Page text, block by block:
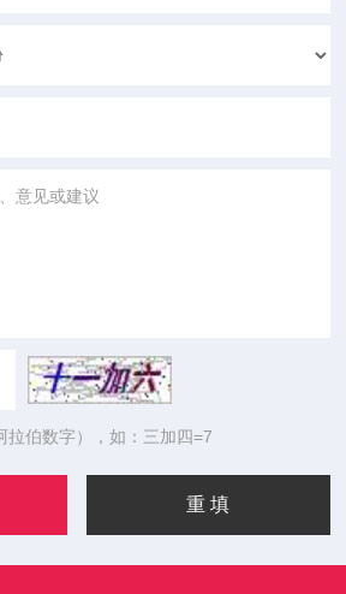
拉伯数字），如：三加四=7